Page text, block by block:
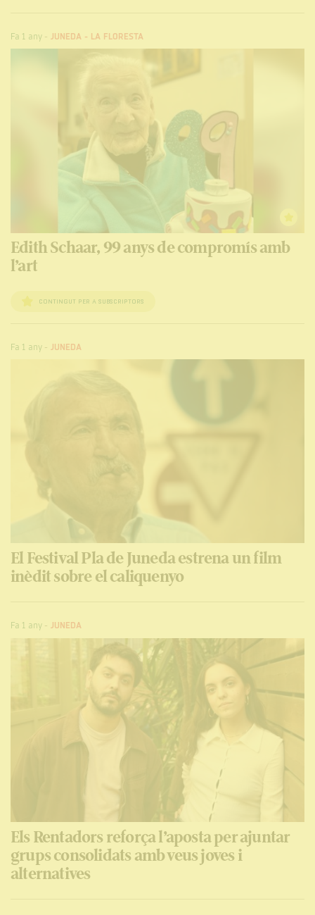
Fa 1 any-JUNEDA - LA FLORESTA
Edith Schaar, 99 anys de compromís amb
l’art
CONTINGUT PER A SUBSCRIPTORS
Fa 1 any-JUNEDA
El Festival Pla de Juneda estrena un film
inèdit sobre el caliquenyo
Fa 1 any-JUNEDA
Els Rentadors reforça l’aposta per ajuntar
grups consolidats amb veus joves i
alternatives